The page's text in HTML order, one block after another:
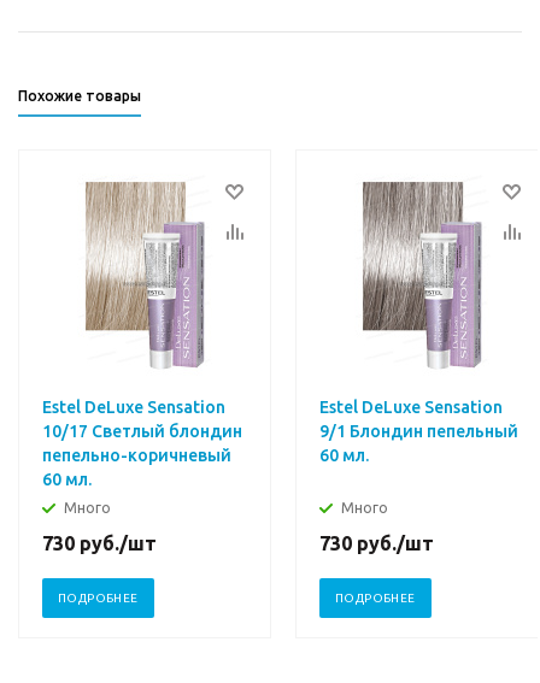
Похожие товары
Estel DeLuxe Sensation
10/17 Cветлый блондин
пепельно-коричневый
60 мл.
Много
730 руб./шт
ПОДРОБНЕЕ
Estel DeLuxe Sensation
9/1 Блондин пепельный
60 мл.
Много
730 руб./шт
ПОДРОБНЕЕ